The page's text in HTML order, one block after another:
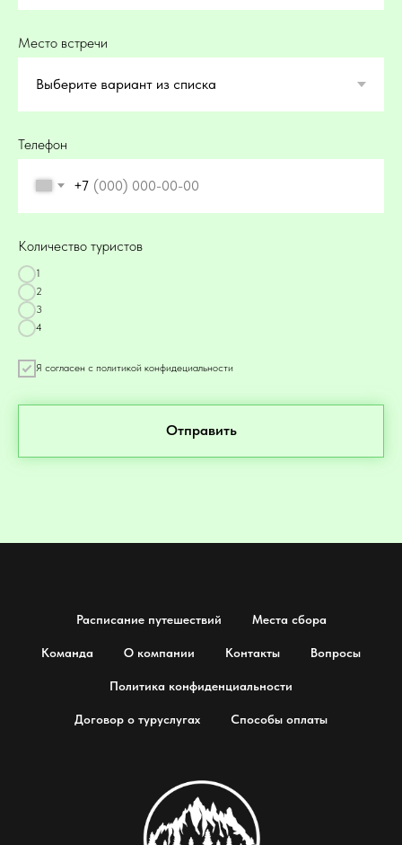
Место встречи
Телефон
+7
Количество туристов
1
2
3
4
Я согласен с политикой конфидециальности
Отправить
Расписание путешествий Места сбора
Команда О компании Контакты Вопросы
Политика конфиденциальности
Договор о туруслугах Способы оплаты